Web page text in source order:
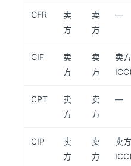
CFR
卖
方
卖
方
—
CIF
卖
方
卖
方
卖方
CPT
卖
方
卖
方
—
CIP
卖
方
卖
方
卖方